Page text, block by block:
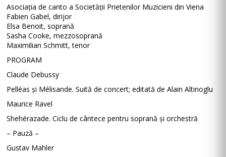
Asociația de canto a Societății Prietenilor Muzicieni din Viena
Fabien Gabel, dirijor
Elsa Benoit, soprană
Sasha Cooke, mezzosoprană
Maximilian Schmitt, tenor
PROGRAM
Claude Debussy
Pelléas și Mélisande. Suită de concert; editată de Alain Altinoglu
Maurice Ravel
Shehérazade. Ciclu de cântece pentru soprană și orchestră
– Pauză –
Gustav Mahler